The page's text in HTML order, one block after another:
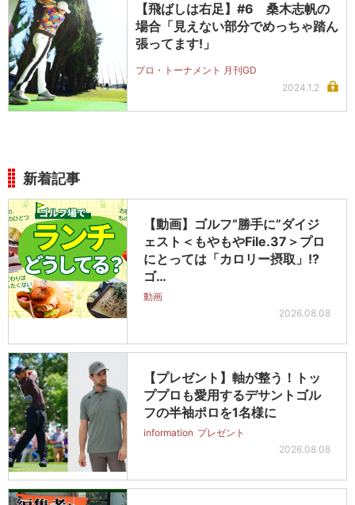
【飛ばしは右足】#6 桑木志帆の
場合「見えない部分でめっちゃ踏ん
張ってます!」
プロ・トーナメント 月刊GD
2024.1.2
新着記事
【動画】ゴルフ“勝手に”ダイジ
ェスト＜もやもやFile.37＞プロ
にとっては「カロリー摂取」!?
ゴ…
動画
2026.08.08
【プレゼント】軸が整う！トッ
ププロも愛用するデサントゴル
フの半袖ポロを1名様に
information プレゼント
2026.08.08